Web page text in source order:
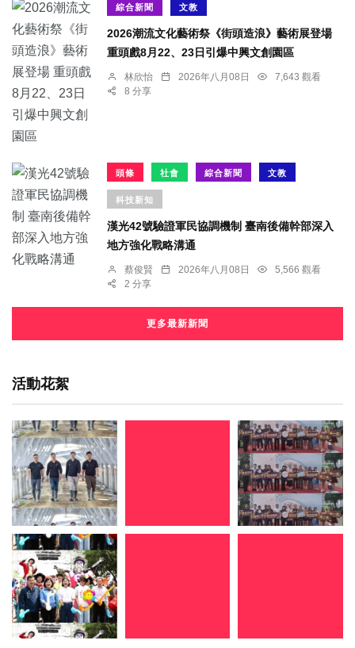
綜合新聞 文教
2026潮流文化藝術祭《街頭造浪》藝術展登場
重頭戲8月22、23日引爆中興文創園區
林欣怡 2026年八月08日
7,643 觀看
8 分享
頭條 社會 綜合新聞 文教
科技新知
漢光42號驗證軍民協調機制 臺南後備幹部深入
地方強化戰略溝通
蔡俊賢 2026年八月08日
5,566 觀看
2 分享
更多最新新聞
活動花絮